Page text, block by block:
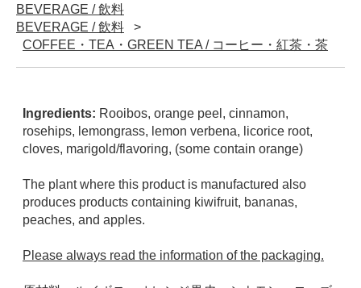
BEVERAGE / 飲料
BEVERAGE / 飲料
COFFEE・TEA・GREEN TEA / コーヒー・紅茶・茶
Ingredients: Rooibos, orange peel, cinnamon,
rosehips, lemongrass, lemon verbena, licorice root,
cloves, marigold/flavoring, (some contain orange)
The plant where this product is manufactured also
produces products containing kiwifruit, bananas,
peaches, and apples.
Please always read the information of the packaging.